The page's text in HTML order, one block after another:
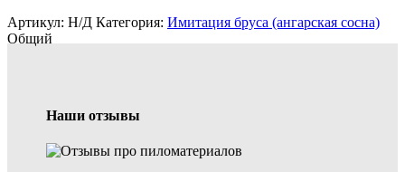
Артикул: Н/Д Категория: Имитация бруса (ангарская сосна)
Общий
Наши отзывы